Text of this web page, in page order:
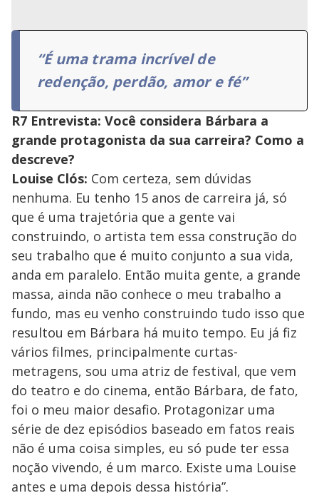
“É uma trama incrível de
redenção, perdão, amor e fé”
R7 Entrevista: Você considera Bárbara a
grande protagonista da sua carreira? Como a
descreve?
Louise Clós: Com certeza, sem dúvidas
nenhuma. Eu tenho 15 anos de carreira já, só
que é uma trajetória que a gente vai
construindo, o artista tem essa construção do
seu trabalho que é muito conjunto a sua vida,
anda em paralelo. Então muita gente, a grande
massa, ainda não conhece o meu trabalho a
fundo, mas eu venho construindo tudo isso que
resultou em Bárbara há muito tempo. Eu já fiz
vários filmes, principalmente curtas-
metragens, sou uma atriz de festival, que vem
do teatro e do cinema, então Bárbara, de fato,
foi o meu maior desafio. Protagonizar uma
série de dez episódios baseado em fatos reais
não é uma coisa simples, eu só pude ter essa
noção vivendo, é um marco. Existe uma Louise
antes e uma depois dessa história”.